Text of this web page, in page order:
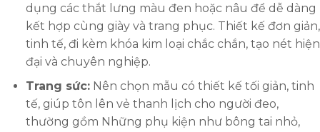
dụng các thắt lưng màu đen hoặc nâu để dễ dàng
kết hợp cùng giày và trang phục. Thiết kế đơn giản,
tinh tế, đi kèm khóa kim loại chắc chắn, tạo nét hiện
đại và chuyên nghiệp.
Trang sức:Nên chọn mẫu có thiết kế tối giản, tinh
tế, giúp tôn lên vẻ thanh lịch cho người đeo,
thường gồm Những phụ kiện như bông tai nhỏ,